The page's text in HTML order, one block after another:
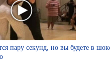
пару секунд, но вы будете в